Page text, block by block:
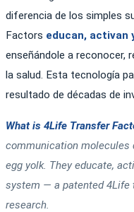
diferencia de los simples
Factors educan, activan
enseñándole a reconocer,
la salud. Esta tecnología
resultado de décadas de
What is 4Life Transfer
communication molecules
egg yolk. They educate,
system — a patented 4Life
research.